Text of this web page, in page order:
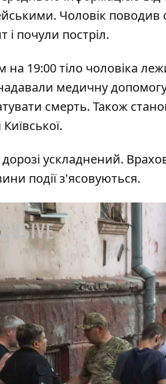
Чоловік поводив
і почули постріл.
на 19:00 тіло чоловіка
медичну
смерть. Також
дорозі ускладнений.
події з'ясовуються.